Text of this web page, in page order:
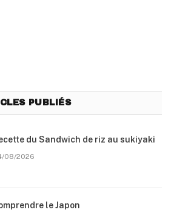
PUBLIÉS
du Sandwich de riz au sukiyaki
08/2026
le Japon